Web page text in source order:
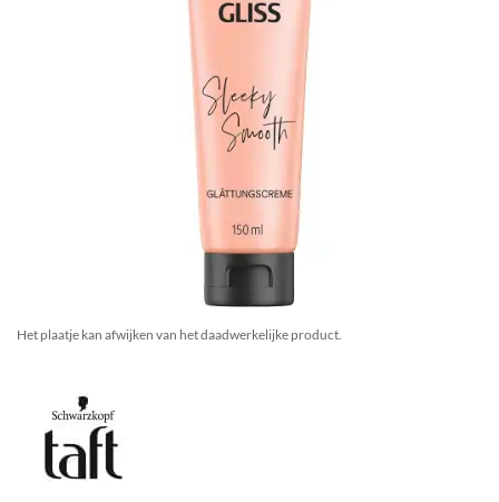
Het plaatje kan afwijken van het daadwerkelijke product.